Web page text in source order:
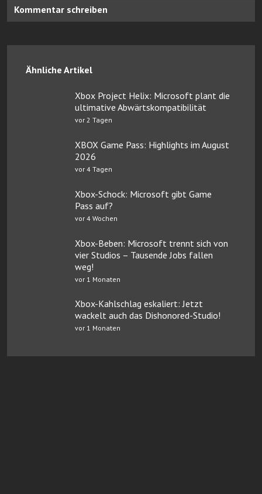
Kommentar schreiben
Ähnliche Artikel
Xbox Project Helix: Microsoft plant die
ultimative Abwärtskompatibilität
vor 2 Tagen
XBOX Game Pass: Highlights im August
2026
vor 4 Tagen
Xbox-Schock: Microsoft gibt Game
Pass auf?
vor 4 Wochen
Xbox-Beben: Microsoft trennt sich von
vier Studios – Tausende Jobs fallen
weg!
vor 1 Monaten
Xbox-Kahlschlag eskaliert: Jetzt
wackelt auch das Dishonored-Studio!
vor 1 Monaten